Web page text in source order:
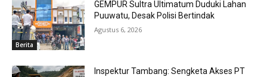
Berita
GEMPUR Sultra Ultimatum Duduki Lahan
Puuwatu, Desak Polisi Bertindak
Agustus 6, 2026
Inspektur Tambang: Sengketa Akses PT